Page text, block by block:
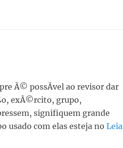
Ã© possÃ­vel ao revisor dar
exÃ©rcito, grupo,
signifiquem grande
usado com elas esteja no Leia